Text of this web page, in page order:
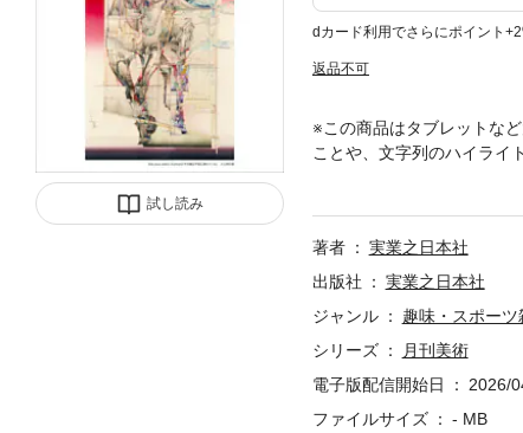
試し読み
dカード利用でさらにポイント
返品不可
※この商品はタブレットな
ことや、文字列のハイライ
ってフランス・パリは創
を再検証するとともに、現
著者
実業之日本社
出版社
実業之日本社
ジャンル
趣味・スポーツ
シリーズ
月刊美術
電子版配信開始日
2026/
ファイルサイズ
- MB